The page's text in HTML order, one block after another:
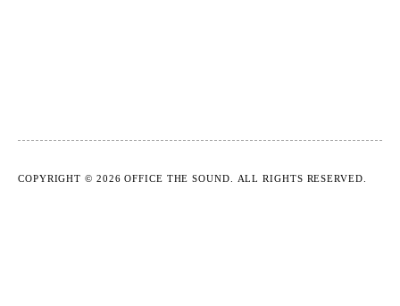
COPYRIGHT © 2026 OFFICE THE SOUND. ALL RIGHTS RESERVED.